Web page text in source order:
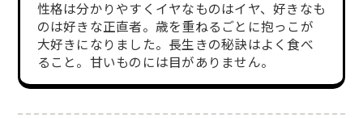
性格は分かりやすくイヤなものはイヤ、好きなも
のは好きな正直者。歳を重ねるごとに抱っこが
大好きになりました。長生きの秘訣はよく食べ
ること。甘いものには目がありません。